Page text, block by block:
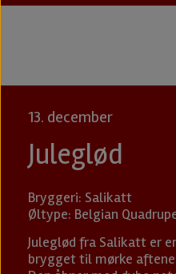
13. december
Juleglød
Bryggeri: Salikatt
Øltype: Belgian
Juleglød fra Salikatt er
brygget til mørke